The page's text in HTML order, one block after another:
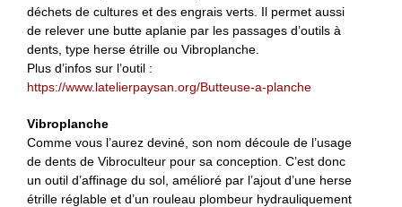
déchets de cultures et des engrais verts. Il permet aussi
de relever une butte aplanie par les passages d’outils à
dents, type herse étrille ou Vibroplanche.
Plus d’infos sur l’outil :
https://www.latelierpaysan.org/Butteuse-a-planche
Vibroplanche
Comme vous l’aurez deviné, son nom découle de l’usage
de dents de Vibroculteur pour sa conception. C’est donc
un outil d’affinage du sol, amélioré par l’ajout d’une herse
étrille réglable et d’un rouleau plombeur hydrauliquement